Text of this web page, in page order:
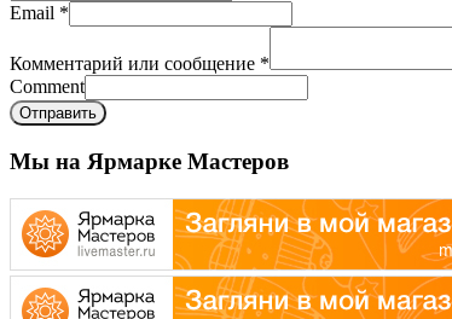
Email *
Комментарий или сообщение *
Comment
Отправить
Мы на Ярмарке Мастеров